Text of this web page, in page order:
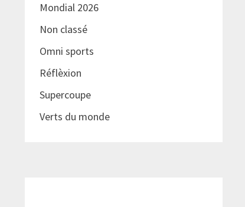
Mondial 2026
Non classé
Omni sports
Réflèxion
Supercoupe
Verts du monde